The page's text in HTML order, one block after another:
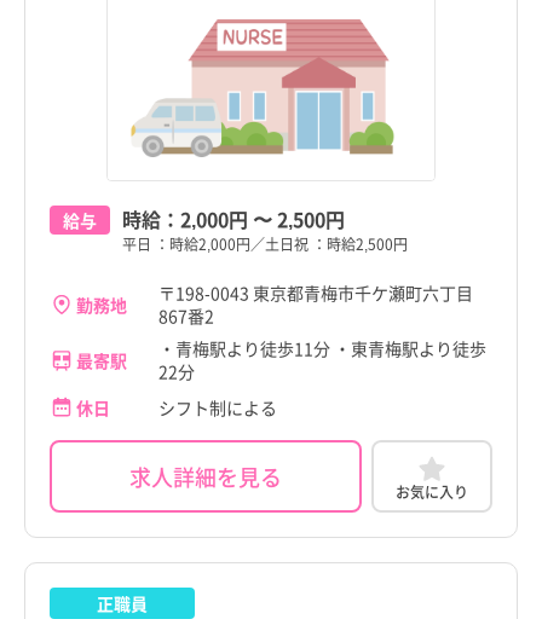
給与 時給： 2,000円 〜2,500円
平日 ：時給2,000円／土日祝 ：時給2,500円
勤務地
〒198-0043 東京都青梅市千ケ瀬町六丁目
867番2
最寄駅
・青梅駅より徒歩11分 ・東青梅駅より徒歩
22分
休日
シフト制による
求人詳細を見る お気に入り
正職員